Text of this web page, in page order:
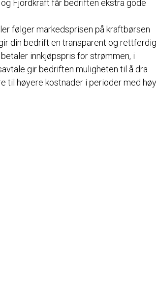
Fjordkraft får bedriften ekstra gode
følger markedsprisen på kraftbørsen
din bedrift en transparent og rettferdig
innkjøpspris for strømmen, i
gir bedriften muligheten til å dra
til høyere kostnader i perioder med høy